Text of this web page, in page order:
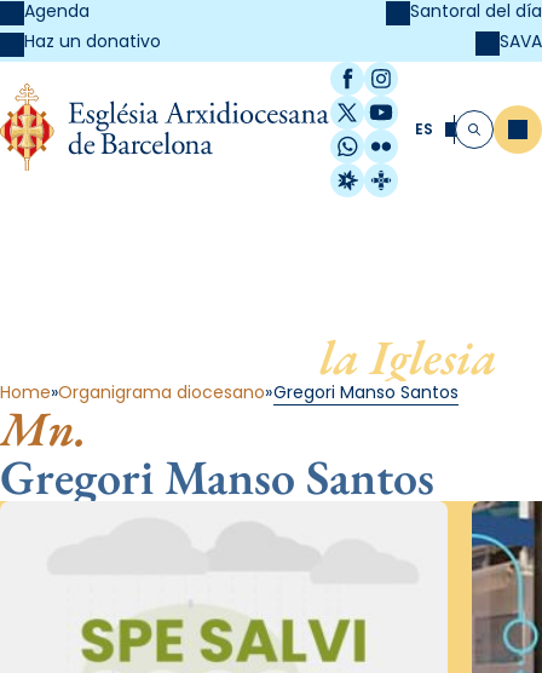
Agenda
Haz un donativo
Santoral del día
SAVA
Facebook
Instagram
X / Twitter
YouTube
WhatsApp
Flickr
Radio Estel
Catalunya
ES Buscar
la Iglesia
Home Organigrama diocesano Gregori Manso Santos
Mn.
Gregori Manso Santos